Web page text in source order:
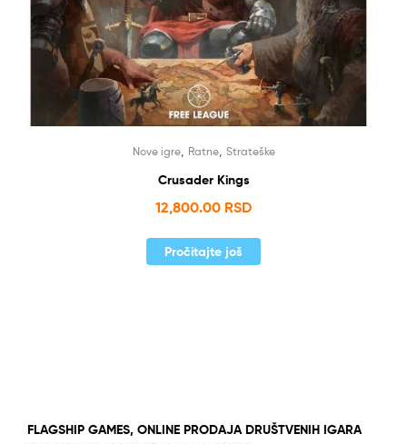
Nove igre, Ratne, Strateške
Crusader Kings
12,800.00 RSD
Pročitajte još
FLAGSHIP GAMES, ONLINE PRODAJA DRUŠTVENIH IGARA